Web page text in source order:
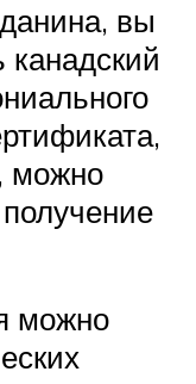
вы
канадский
можно
можно